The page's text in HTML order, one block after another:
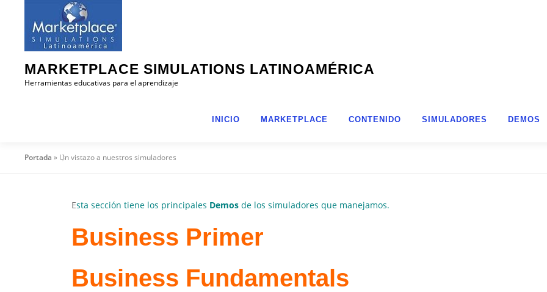
contenido
MARKETPLACE SIMULATIONS LATINOAMÉRICA
Herramientas educativas para el aprendizaje
INICIO MARKETPLACE CONTENIDO SIMULADORES DEMOS
Portada » Un vistazo a nuestros simuladores
Esta sección tiene los principales Demos de los simuladores que manejamos.
Business Primer
Business Fundamentals